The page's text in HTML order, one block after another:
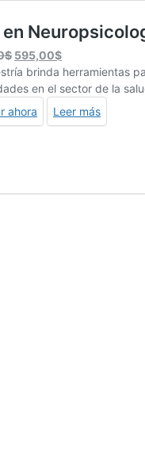
$ El
precio
original
era:
2.380,00$.
595,00$El
precio
actual
595,00$.
brinda herramientas
en el sector de la
ahora
Leer más